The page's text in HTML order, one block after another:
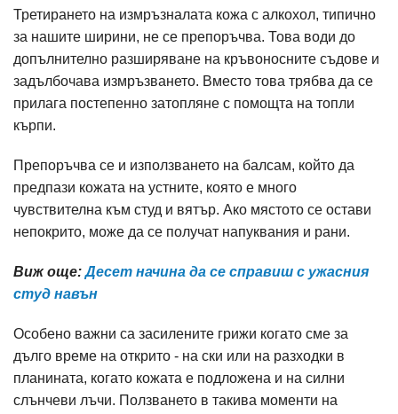
Третирането на измръзналата кожа с алкохол, типично
за нашите ширини, не се препоръчва. Това води до
допълнително разширяване на кръвоносните съдове и
задълбочава измръзването. Вместо това трябва да се
прилага постепенно затопляне с помощта на топли
кърпи.
Препоръчва се и използването на балсам, който да
предпази кожата на устните, която е много
чувствителна към студ и вятър. Ако мястото се остави
непокрито, може да се получат напуквания и рани.
Виж още:Десет начина да се справиш с ужасния
студ навън
Особено важни са засилените грижи когато сме за
дълго време на открито - на ски или на разходки в
планината, когато кожата е подложена и на силни
слънчеви лъчи. Ползването в такива моменти на